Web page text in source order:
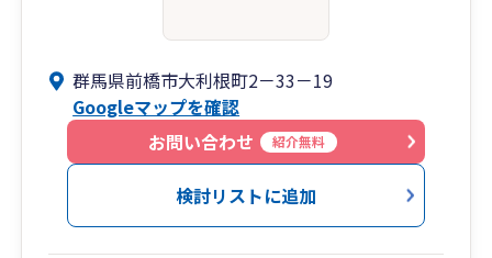
群馬県前橋市大利根町2－33－19
Googleマップを確認
お問い合わせ
紹介無料
検討リストに追加